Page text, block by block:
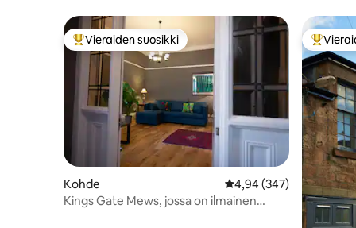
Vieraiden suosikkien parhaimmistoa
Vieraiden suosikki
Kohde Keskimääräinen arvio
4,94 (347)
Kings Gate Mews, jossa on ilmainen